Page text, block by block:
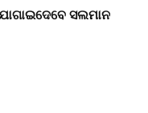
ସଲମାନ